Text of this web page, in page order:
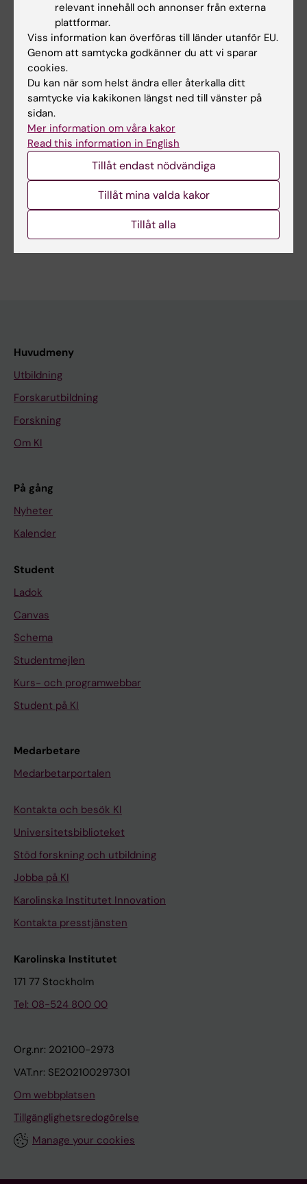
Forskningsområden:
Fysiologi och anatomi
Kardiologi och kardiovaskulära sjukdomar
Reumatologi
Innehållsgranskare:
Daniel C Andersson
Sidan uppdaterad:
Dela
Huvudmeny
Utbildning
Forskarutbildning
Forskning
Om KI
På gång
Nyheter
Kalender
Student
Ladok
Canvas
Schema
Studentmejlen
Kurs- och programwebbar
Student på KI
Medarbetare
Medarbetarportalen
Kontakta och besök KI
Universitetsbiblioteket
Stöd forskning och utbildning
Jobba på KI
Karolinska Institutet Innovation
Kontakta presstjänsten
Karolinska Institutet
171 77 Stockholm
Tel: 08-524 800 00
Org.nr: 202100-2973
VAT.nr: SE202100297301
Om webbplatsen
Tillgänglighetsredogörelse
Manage your cookies
relevant innehåll och annonser från externa
plattformar.
Viss information kan överföras till länder utanför EU.
Genom att samtycka godkänner du att vi sparar
cookies.
Du kan när som helst ändra eller återkalla ditt
samtycke via kakikonen längst ned till vänster på
sidan.
Mer information om våra kakor
Read this information in English
Tillåt endast nödvändiga
Tillåt mina valda kakor
Tillåt alla